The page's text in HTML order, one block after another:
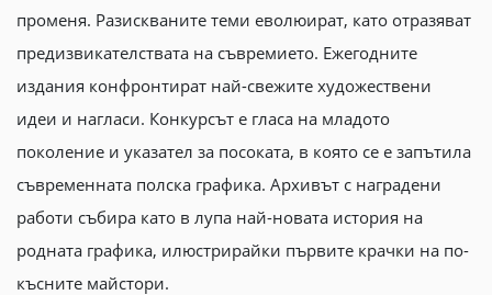
променя. Разискваните теми еволюират, като отразяват
предизвикателствата на съвремието. Ежегодните
издания конфронтират най-свежите художествени
идеи и нагласи. Конкурсът е гласа на младото
поколение и указател за посоката, в която се е запътила
съвременната полска графика. Архивът с наградени
работи събира като в лупа най-новата история на
родната графика, илюстрирайки първите крачки на по-
късните майстори.